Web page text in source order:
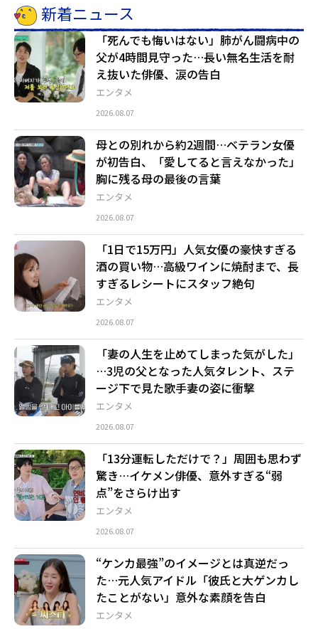
新着ニュース
エンタメ
「死んでも悔いはない」肺がん闘病中の
父が4時間見守った…長い無名生活を耐
え抜いた俳優、涙の告白
2026.08.07
エンタメ
母との別れから約2週間…ベテラン女優
が初告白、「愛してると言えなかった」
胸に残る母の最後の言葉
2026.08.07
エンタメ
「1日で15万円」人気女優の豪快すぎる
酒の買い物…高級ワインに焼酎まで、長
すぎるレシートにスタッフ絶句
2026.08.07
エンタメ
「妻の人生を止めてしまった気がした」
…3児の父となった人気タレント、ステ
ージ下で見た歌手妻の姿に衝撃
2026.08.07
エンタメ
「13分運転しただけで？」周囲も思わず
驚き…イケメン俳優、意外すぎる“弱
点”をさらけ出す
2026.08.07
エンタメ
“ケンカ最強”のイメージとは真逆だっ
た…元人気アイドル「彼氏と大ゲンカし
たことがない」意外な素顔を告白